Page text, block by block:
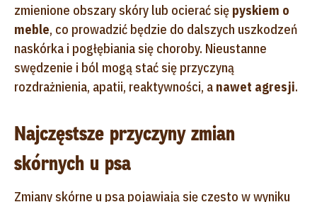
zmienione obszary skóry lub ocierać się pyskiem o
meble, co prowadzić będzie do dalszych uszkodzeń
naskórka i pogłębiania się choroby. Nieustanne
swędzenie i ból mogą stać się przyczyną
rozdrażnienia, apatii, reaktywności, a nawet agresji.
Najczęstsze przyczyny zmian
skórnych u psa
Zmiany skórne u psa pojawiają się często w wyniku